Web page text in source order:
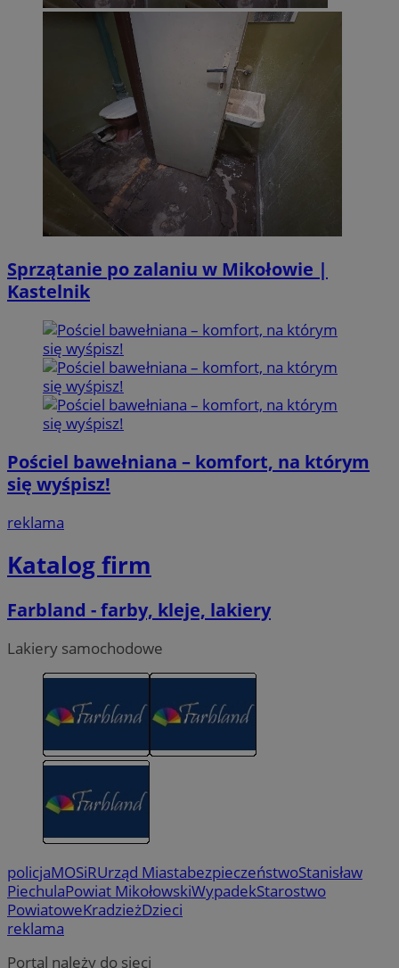
Sprzątanie po zalaniu w Mikołowie |
Kastelnik
Pościel bawełniana – komfort, na którym
się wyśpisz!
reklama
Katalog firm
Farbland - farby, kleje, lakiery
Lakiery samochodowe
policjaMOSiRUrząd MiastabezpieczeństwoStanisław
PiechulaPowiat MikołowskiWypadekStarostwo
PowiatoweKradzieżDzieci
reklama
Portal należy do sieci